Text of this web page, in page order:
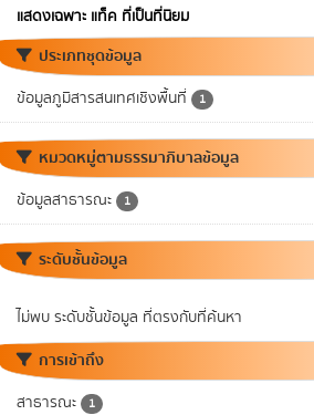
แสดงเฉพาะ แท็ค ที่เป็นที่นิยม
ประเภทชุดข้อมูล
ข้อมูลภูมิสารสนเทศเชิงพื้นที่ 1
หมวดหมู่ตามธรรมาภิบาลข้อมูล
ข้อมูลสาธารณะ 1
ระดับชั้นข้อมูล
ไม่พบ ระดับชั้นข้อมูล ที่ตรงกับที่ค้นหา
การเข้าถึง
สาธารณะ 1